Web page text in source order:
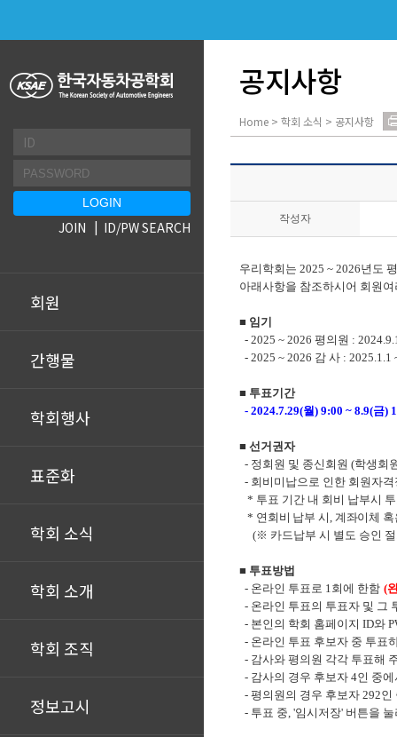
회원
간행물
학회행사
표준화
학회 소식
학회 소개
학회 조직
정보고시
JOIN ID/PW SEARCH
공지사항
Home > 학회 소식 > 공지사항
작성자
우리학회는 2025 ~ 2026년도
아래사항을 참조하시어 회원
■ 임기
- 2025 ~ 2026 평의원 :
- 2025 ~ 2026 감 사 : 2025.1.1
■ 투표기간
- 2024.7.29(월) 9:00 ~ 8.9(금)
■ 선거권자
- 정회원 및 종신회원 (학생회
- 회비미납으로 인한 회원자
* 투표 기간 내 회비 납부시
* 연회비 납부 시, 계좌이체
(※ 카드납부 시 별도 승인
■ 투표방법
- 온라인 투표로 1회에 한함 (
- 온라인 투표의 투표자 및 그
- 본인의 학회 홈페이지 ID와
- 온라인 투표 후보자 중 투표
- 감사와 평의원 각각 투표해
- 감사의 경우 후보자 4인 중
- 평의원의 경우 후보자 292인
- 투표 중, '임시저장' 버튼을